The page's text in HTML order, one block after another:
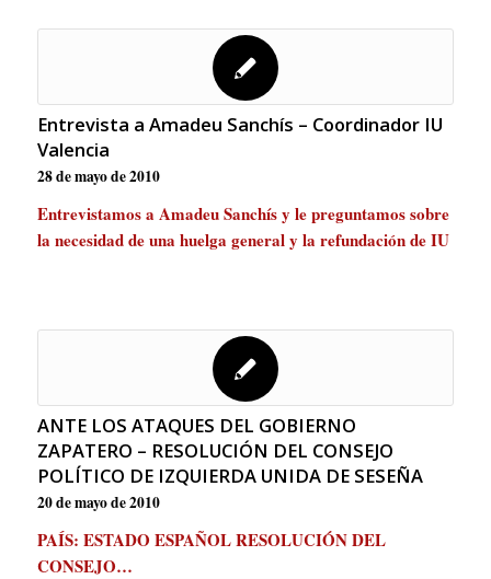
Entrevista a Amadeu Sanchís – Coordinador IU
Valencia
28 de mayo de 2010
Entrevistamos a Amadeu Sanchís y le preguntamos sobre
la necesidad de una huelga general y la refundación de IU
ANTE LOS ATAQUES DEL GOBIERNO
ZAPATERO – RESOLUCIÓN DEL CONSEJO
POLÍTICO DE IZQUIERDA UNIDA DE SESEÑA
20 de mayo de 2010
PAÍS: ESTADO ESPAÑOL RESOLUCIÓN DEL
CONSEJO…